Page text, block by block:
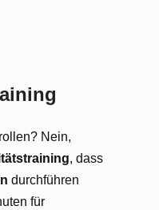
Nein,
, dass
durchführen
für